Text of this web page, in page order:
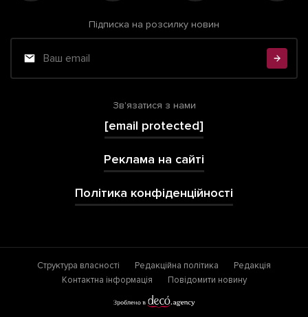
Підписка на розсилку новин
Зв'язатися з нами
[email protected]
Реклама на сайті
Політика конфіденційності
Структура власності Редакційна політика
Редакція
Контактна інформація
Повідомити новину